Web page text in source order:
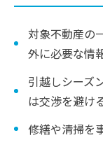
対象不動産の
外に必要な情
引越しシーズ
は交渉を避け
修繕や清掃を